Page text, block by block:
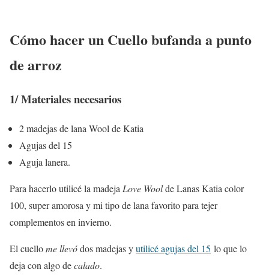
Cómo hacer un Cuello bufanda a punto
de arroz
1/ Materiales necesarios
2 madejas de lana Wool de Katia
Agujas del 15
Aguja lanera.
Para hacerlo utilicé la madeja Love Woolde Lanas Katia color
100, super amorosa y mi tipo de lana favorito para tejer
complementos en invierno.
El cuellome llevódos madejas yutilicé agujas del 15 lo que lo
deja con algo decalado.